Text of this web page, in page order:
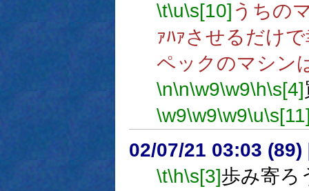
\t\u\s[10] うちの
ｧﾊｧさせるだけ
ペックのマシン
\n\n\w9\w9\h\s[4]
\w9\w9\w9\u
02/07/21 03:03 (89)
\t\h\s[3]歩み寄ろ